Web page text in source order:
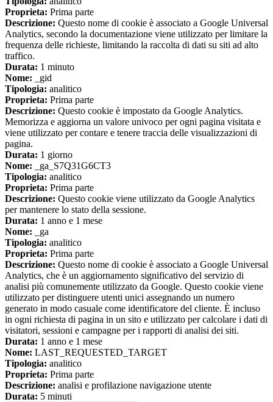
Proprieta: Prima parte
Descrizione: Questo nome di cookie è associato a Google Universal
Analytics, secondo la documentazione viene utilizzato per limitare la
frequenza delle richieste, limitando la raccolta di dati su siti ad alto
traffico.
Durata: 1 minuto
Nome: _gid
Tipologia: analitico
Proprieta: Prima parte
Descrizione: Questo cookie è impostato da Google Analytics.
Memorizza e aggiorna un valore univoco per ogni pagina visitata e
viene utilizzato per contare e tenere traccia delle visualizzazioni di
pagina.
Durata: 1 giorno
Nome: _ga_S7Q31G6CT3
Tipologia: analitico
Proprieta: Prima parte
Descrizione: Questo cookie viene utilizzato da Google Analytics
per mantenere lo stato della sessione.
Durata: 1 anno e 1 mese
Nome: _ga
Tipologia: analitico
Proprieta: Prima parte
Descrizione: Questo nome di cookie è associato a Google Universal
Analytics, che è un aggiornamento significativo del servizio di
analisi più comunemente utilizzato da Google. Questo cookie viene
utilizzato per distinguere utenti unici assegnando un numero
generato in modo casuale come identificatore del cliente. È incluso
in ogni richiesta di pagina in un sito e utilizzato per calcolare i dati di
visitatori, sessioni e campagne per i rapporti di analisi dei siti.
Durata: 1 anno e 1 mese
Nome: LAST_REQUESTED_TARGET
Tipologia: analitico
Proprieta: Prima parte
Descrizione: analisi e profilazione navigazione utente
Durata: 5 minuti